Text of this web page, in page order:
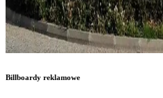
Billboardy reklamowe